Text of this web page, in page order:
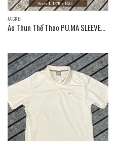
JACKET
Áo Thun Thể Thao PU.MA SLEEVE